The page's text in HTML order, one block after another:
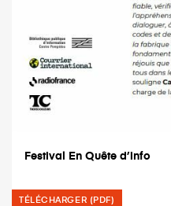
Festival En Quête d’info
TÉLÉCHARGER (PDF)